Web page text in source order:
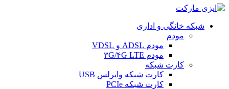
شبکه خانگی و اداری
مودم
مودم ADSL و VDSL
مودم ۳G/۴G LTE
کارت شبکه
کارت شبکه وایرلس USB
کارت شبکه PCIe